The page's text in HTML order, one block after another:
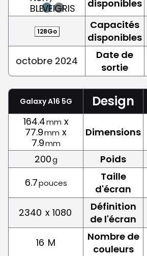
BLEUVERTGRIS
disponibles
128Go
Capacités
disponibles
octobre 2024
Date de
sortie
Galaxy A16 5G Design
164.4mm x
77.9mm x
7.9mm
Dimensions
200g Poids
6.7pouces
Taille
d'écran
2340 x 1080
Définition
de l'écran
16 M
Nombre de
couleurs